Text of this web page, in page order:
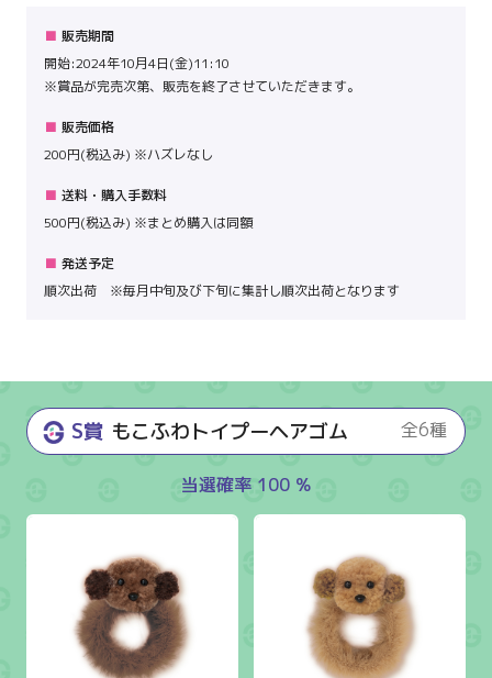
販売期間
開始:2024年10月4日(金)11:10
※賞品が完売次第、販売を終了させていただきます。
販売価格
200円(税込み) ※ハズレなし
送料・購入手数料
500円(税込み) ※まとめ購入は同額
発送予定
順次出荷 ※毎月中旬及び下旬に集計し順次出荷となります
S賞 もこふわトイプーヘアゴム 全6種
当選確率 100 %